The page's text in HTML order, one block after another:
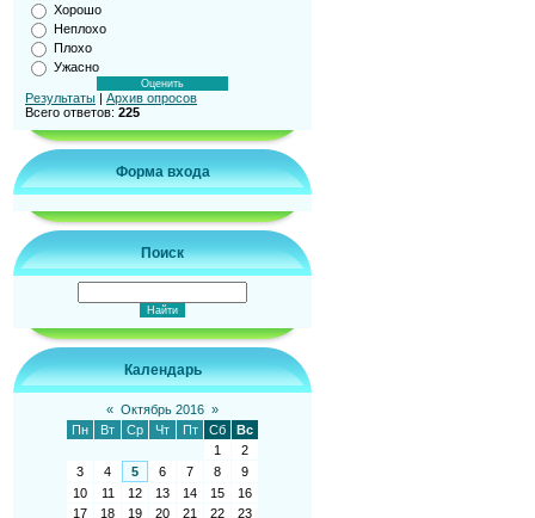
Хорошо
Неплохо
Плохо
Ужасно
Результаты | Архив опросов
Всего ответов: 225
Форма входа
Поиск
Календарь
« Октябрь 2016 »
Пн
Вт Ср Чт Пт Сб
Вс
1
2
3
4 5 6 7 8
9
10
11 12 13 14 15
16
17
18 19 20 21 22 23